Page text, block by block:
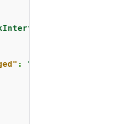
: "false"